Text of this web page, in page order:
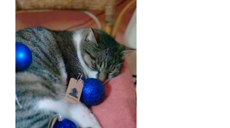
CONTACT
ENGLISH